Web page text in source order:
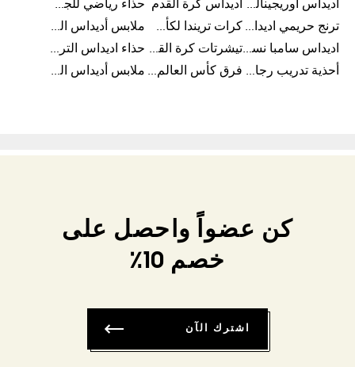
اديداس أوريجينالز للنساء
اديداس كرة القدم
حذاء رياضي للجري
ترنج حريمي اديداس
كرات تريندا لكأس العالم FIFA 26™
ملابس أديداس الرياضية
اديداس سامبا نسائي
تيشرتات كرة القدم
حذاء اديداس الترا بوست 22
أحذية تدريب رجالية
فرق كأس العالم FIFA 26™ ملابس أديداس الرجالية
كن عضواً واحصل على
خصم 10٪
اشترك الآن